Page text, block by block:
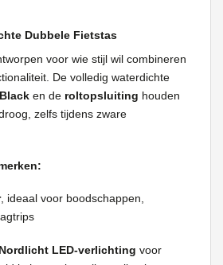
Dubbele Fietstas
voor wie stijl wil combineren
De volledig waterdichte
en de roltopsluiting houden
zelfs tijdens zware
, ideaal voor boodschappen,
LED-verlichting voor